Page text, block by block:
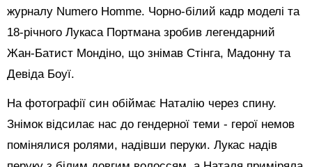
журналу Numero Homme. Чорно-білий кадр моделі та
18-річного Лукаса Портмана зробив легендарний
Жан-Батист Мондіно, що знімав Стінга, Мадонну та
Девіда Боуї.
На фотографії син обіймає Наталію через спину.
Знімок відсилає нас до гендерної теми - герої немов
помінялися ролями, надівши перуки. Лукас надів